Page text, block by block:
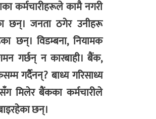
कर्मचारीहरूले कामै नगरी
छन्। जनता ठगेर उनीहरू
छन्। विडम्बना, नियामक
गर्छन् न कारबाही। बैंक,
गर्दैनन्? बाध्य गरिसाध्य
मिलेर बैंकका कर्मचारीले
छन्।